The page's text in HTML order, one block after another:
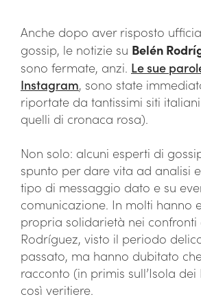
Anche dopo aver risposto
gossip, le notizie su Belén
sono fermate, anzi. Le sue
Instagram, sono state
riportate da tantissimi siti
quelli di cronaca rosa).
Non solo: alcuni esperti di
spunto per dare vita ad analisi
tipo di messaggio dato e su
comunicazione. In molti hanno
propria solidarietà nei confronti
Rodríguez, visto il periodo
passato, ma hanno dubitato
racconto (in primis sull’Isola dei
così veritiere.